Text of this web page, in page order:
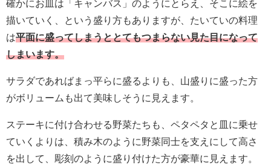
確かにお皿は「キャンバス」のようにとらえ、そこに絵を
描いていく、という盛り方もありますが、たいていの料理
は平面に盛ってしまうととてもつまらない見た目になって
しまいます。
サラダであればまっ平らに盛るよりも、山盛りに盛った方
がボリュームも出て美味しそうに見えます。
ステーキに付け合わせる野菜たちも、ペタペタと皿に乗せ
ていくよりは、積み木のように野菜同士を支えにして高さ
を出して、彫刻のように盛り付けた方が豪華に見えます。